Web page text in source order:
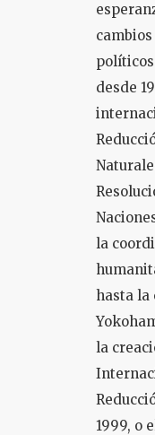
desde
la
hasta la
la
1999, o